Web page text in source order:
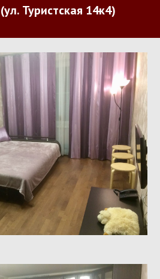
Туристская 14к4)